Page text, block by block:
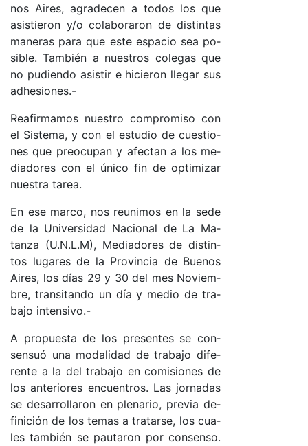
nos Ai­res, agra­de­cen a to­dos los que
asis­tie­ron y/o co­la­bo­ra­ron de dis­tin­tas
ma­ne­ras pa­ra que es­te es­pa­cio sea po­
si­ble. Tam­bién a nues­tros co­le­gas que
no pu­dien­do asis­tir e hi­cie­ron lle­gar sus
adhe­sio­nes.-
Rea­fir­ma­mos nues­tro com­pro­mi­so con
el Sis­te­ma, y con el es­tu­dio de cues­tio­
nes que preo­cu­pan y afec­tan a los me­
dia­do­res con el úni­co fin de op­ti­mi­zar
nues­tra ta­rea.
En ese mar­co, nos reu­ni­mos en la se­de
de la Uni­ver­si­dad Na­cio­nal de La Ma­
tan­za (U.N.­L.­M), Me­dia­do­res de dis­tin­
tos lu­ga­res de la Pro­vin­cia de Bue­nos
Ai­res, los días 29 y 30 del mes No­viem­
bre, tran­si­tan­do un día y me­dio de tra­
ba­jo in­ten­si­vo­.-
A pro­pues­ta de los pre­sen­tes se con­
sen­suó una mo­da­li­dad de tra­ba­jo di­fe­
ren­te a la del tra­ba­jo en co­mi­sio­nes de
los an­te­rio­res en­cuen­tro­s. Las jor­na­das
se de­sa­rro­lla­ron en ple­na­rio, pre­via de­
fi­ni­ción de los te­mas a tra­tar­se, los cua­
les tam­bién se pau­ta­ron por con­sen­so.